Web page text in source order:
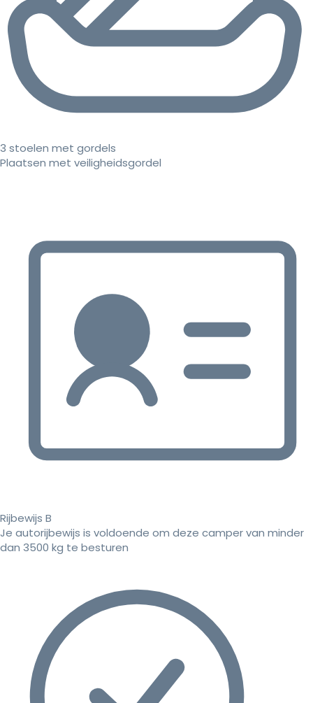
3 stoelen met gordels
Plaatsen met veiligheidsgordel
Rijbewijs B
Je autorijbewijs is voldoende om deze camper van minder
dan 3500 kg te besturen